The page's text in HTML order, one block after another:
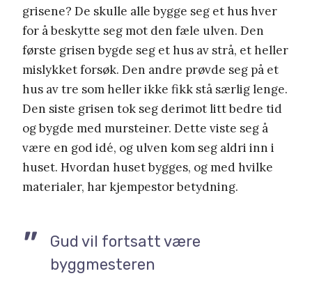
grisene? De skulle alle bygge seg et hus hver
for å beskytte seg mot den fæle ulven. Den
første grisen bygde seg et hus av strå, et heller
mislykket forsøk. Den andre prøvde seg på et
hus av tre som heller ikke fikk stå særlig lenge.
Den siste grisen tok seg derimot litt bedre tid
og bygde med mursteiner. Dette viste seg å
være en god idé, og ulven kom seg aldri inn i
huset. Hvordan huset bygges, og med hvilke
materialer, har kjempestor betydning.
Gud vil fortsatt være
byggmesteren